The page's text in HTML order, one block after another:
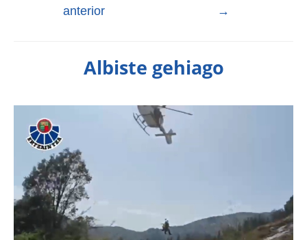
anterior
→
Albiste gehiago